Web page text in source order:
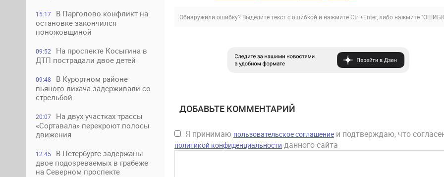
15:17
В Парголово конфликт на
остановке закончился
поножовщиной
09:52
На проспекте Косыгина в
ДТП пострадали двое детей
09:48
В Курортном районе
пьяного лихача задерживали со
стрельбой
20:07
На двух участках трассы
«Сортавала» перекроют полосы
движения
12:45
В Петербурге задержаны
двое подозреваемых в грабеже
на Северном проспекте
Обнаружили ошибку? Выделите текст с ошибкой и нажмите Ctrl+Enter, либо нажмите
ДОБАВЬТЕ КОММЕНТАРИЙ
Я принимаю пользовательское соглашение и подтверждаю, что
политикой конфиденциальности данного сайта